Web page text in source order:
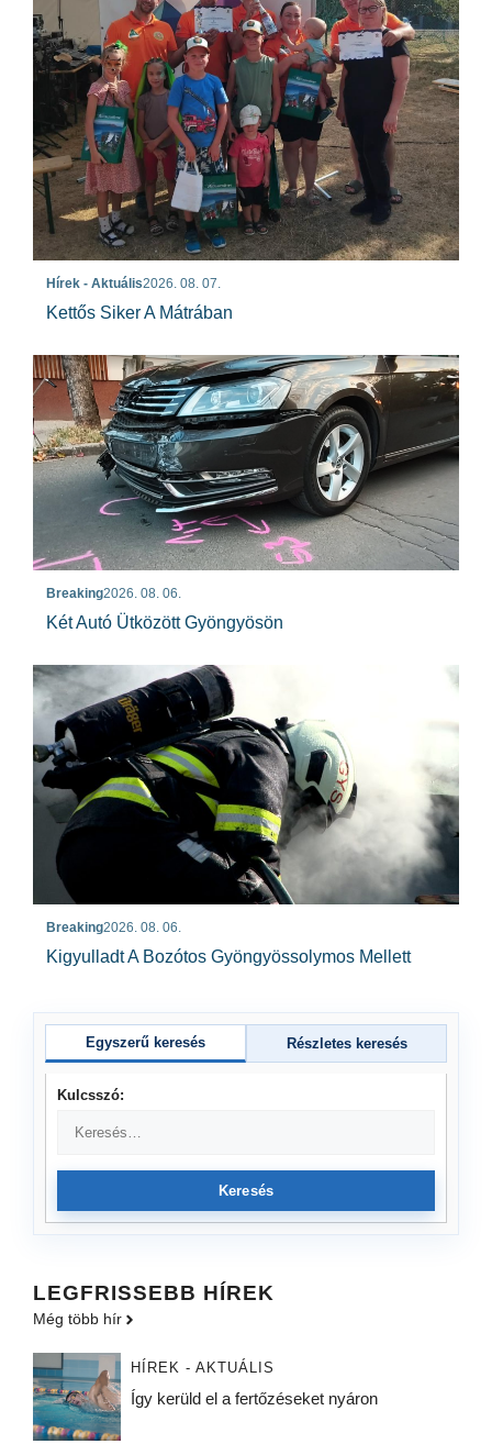
Hírek - Aktuális2026. 08. 07.
Kettős Siker A Mátrában
Breaking2026. 08. 06.
Két Autó Ütközött Gyöngyösön
Breaking2026. 08. 06.
Kigyulladt A Bozótos Gyöngyössolymos Mellett
Egyszerű keresés Részletes keresés
Kulcsszó:
Keresés
LEGFRISSEBB HÍREK
Még több hír
HÍREK - AKTUÁLIS
Így kerüld el a fertőzéseket nyáron